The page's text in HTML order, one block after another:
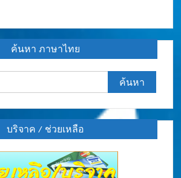
ค้นหา ภาษาไทย
ค้นหา
สำหรับ:
บริจาค / ช่วยเหลือ